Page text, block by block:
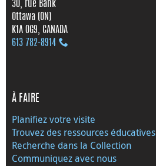
30, rue Bank
Ottawa (ON)
K1A 0G9, CANADA
613 782‑8914
À FAIRE
Planifiez votre visite
Trouvez des ressources éducatives
Recherche dans la Collection
Communiquez avec nous